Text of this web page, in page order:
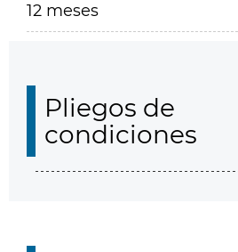
12 meses
Pliegos de
condiciones